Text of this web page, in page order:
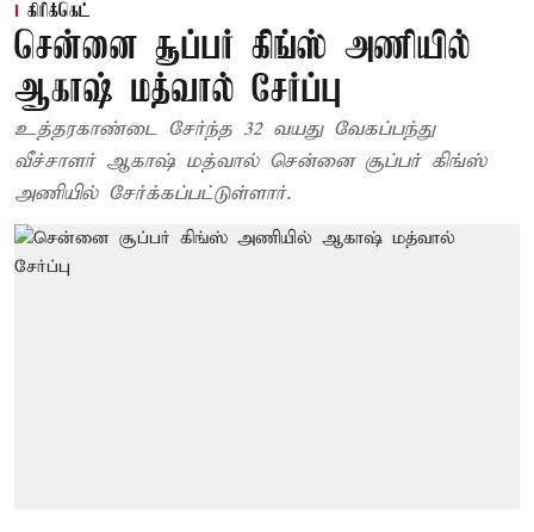
கிரிக்கெட்
சென்னை சூப்பர் கிங்ஸ் அணியில்
ஆகாஷ் மத்வால் சேர்ப்பு
உத்தரகாண்டை சேர்ந்த 32 வயது வேகப்பந்து
வீச்சாளர் ஆகாஷ் மத்வால் சென்னை சூப்பர் கிங்ஸ்
அணியில் சேர்க்கப்பட்டுள்ளார்.